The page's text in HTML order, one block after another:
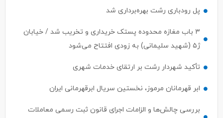
پل رودباری رشت بهره‌برداری شد
۳ باب مغازه محدوده پستک خریداری و تخریب شد / خیابان
ژ۵ (شهید سلیمانی) به زودی افتتاح می‌شود
تأکید شهردار رشت بر ارتقای خدمات شهری
ابر قهرمانان مرموز، نخستین سریال ابرقهرمانی ایران
بررسی چالش‌ها و الزامات اجرای قانون ثبت رسمی معاملات